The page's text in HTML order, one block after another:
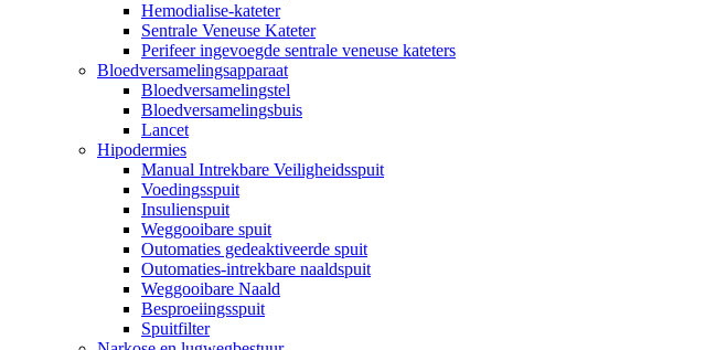
Hemodialise-kateter
Sentrale Veneuse Kateter
Perifeer ingevoegde sentrale veneuse kateters
Bloedversamelingsapparaat
Bloedversamelingstel
Bloedversamelingsbuis
Lancet
Hipodermies
Manual Intrekbare Veiligheidsspuit
Voedingsspuit
Insulienspuit
Weggooibare spuit
Outomaties gedeaktiveerde spuit
Outomaties-intrekbare naaldspuit
Weggooibare Naald
Besproeiingsspuit
Spuitfilter